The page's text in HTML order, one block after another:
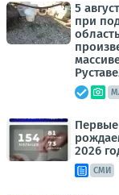
5
при
2026
СМИ